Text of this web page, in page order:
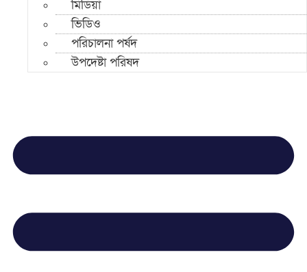
মিডিয়া
ভিডিও
পরিচালনা পর্ষদ
উপদেষ্টা পরিষদ